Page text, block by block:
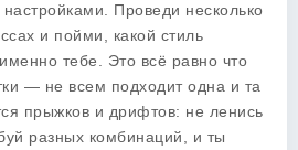
Проведи несколько
и пойми, какой стиль
тебе. Это всё равно что
— не всем подходит одна и та
прыжков и дрифтов: не ленись
разных комбинаций, и ты